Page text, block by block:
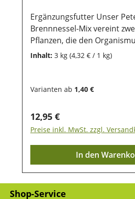
Ergänzungsfutter Unser
Brennnessel-Mix vereint
Pflanzen, die den
Nager auf natürliche Weise
Brennnessel für ihre
Zusammen fördern sie
Abwehrkräfte und ein
Gleichgewicht im Körper. Mit Petersilie &
Brennnessel –
Harnwege Reich an Vitaminen,
Mineralstoffen &
Pflanzenstoffen Ideal zur täglichen
Inhalt: 3 kg (4,32 € / 1 kg)
Varianten ab 1,40 €
Regulärer Preis:
12,95 €
Preise inkl. MwSt. zzgl.
In den
Shop-Service